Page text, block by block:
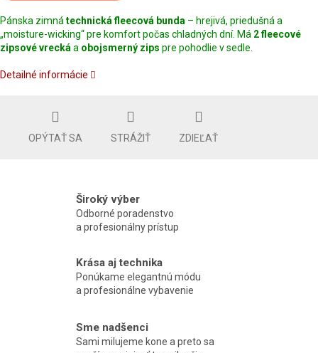
Pánska zimnátechnická fleecová bunda – hrejivá, priedušná a
„moisture-wicking“ pre komfort počas chladných dní. Má 2 fleecové
zipsové vreckáa obojsmerný zips pre pohodlie v sedle.
Detailné informácie
OPÝTAŤ SA STRÁŽIŤ ZDIEĽAŤ
Široký výber
Odborné poradenstvo
a profesionálny prístup
Krása aj technika
Ponúkame elegantnú módu
a profesionálne vybavenie
Sme nadšenci
Sami milujeme kone a preto sa